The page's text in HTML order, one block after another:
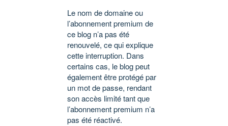
Le nom de domaine ou
l’abonnement premium de
ce blog n’a pas été
renouvelé, ce qui explique
cette interruption. Dans
certains cas, le blog peut
également être protégé par
un mot de passe, rendant
son accès limité tant que
l’abonnement premium n’a
pas été réactivé.